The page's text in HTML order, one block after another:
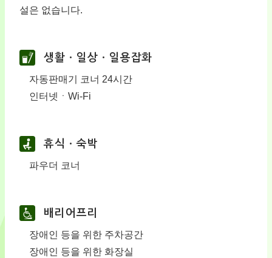
설은 없습니다.
생활ㆍ일상ㆍ일용잡화
자동판매기 코너 24시간
인터넷ㆍWi-Fi
휴식ㆍ숙박
파우더 코너
배리어프리
장애인 등을 위한 주차공간
장애인 등을 위한 화장실